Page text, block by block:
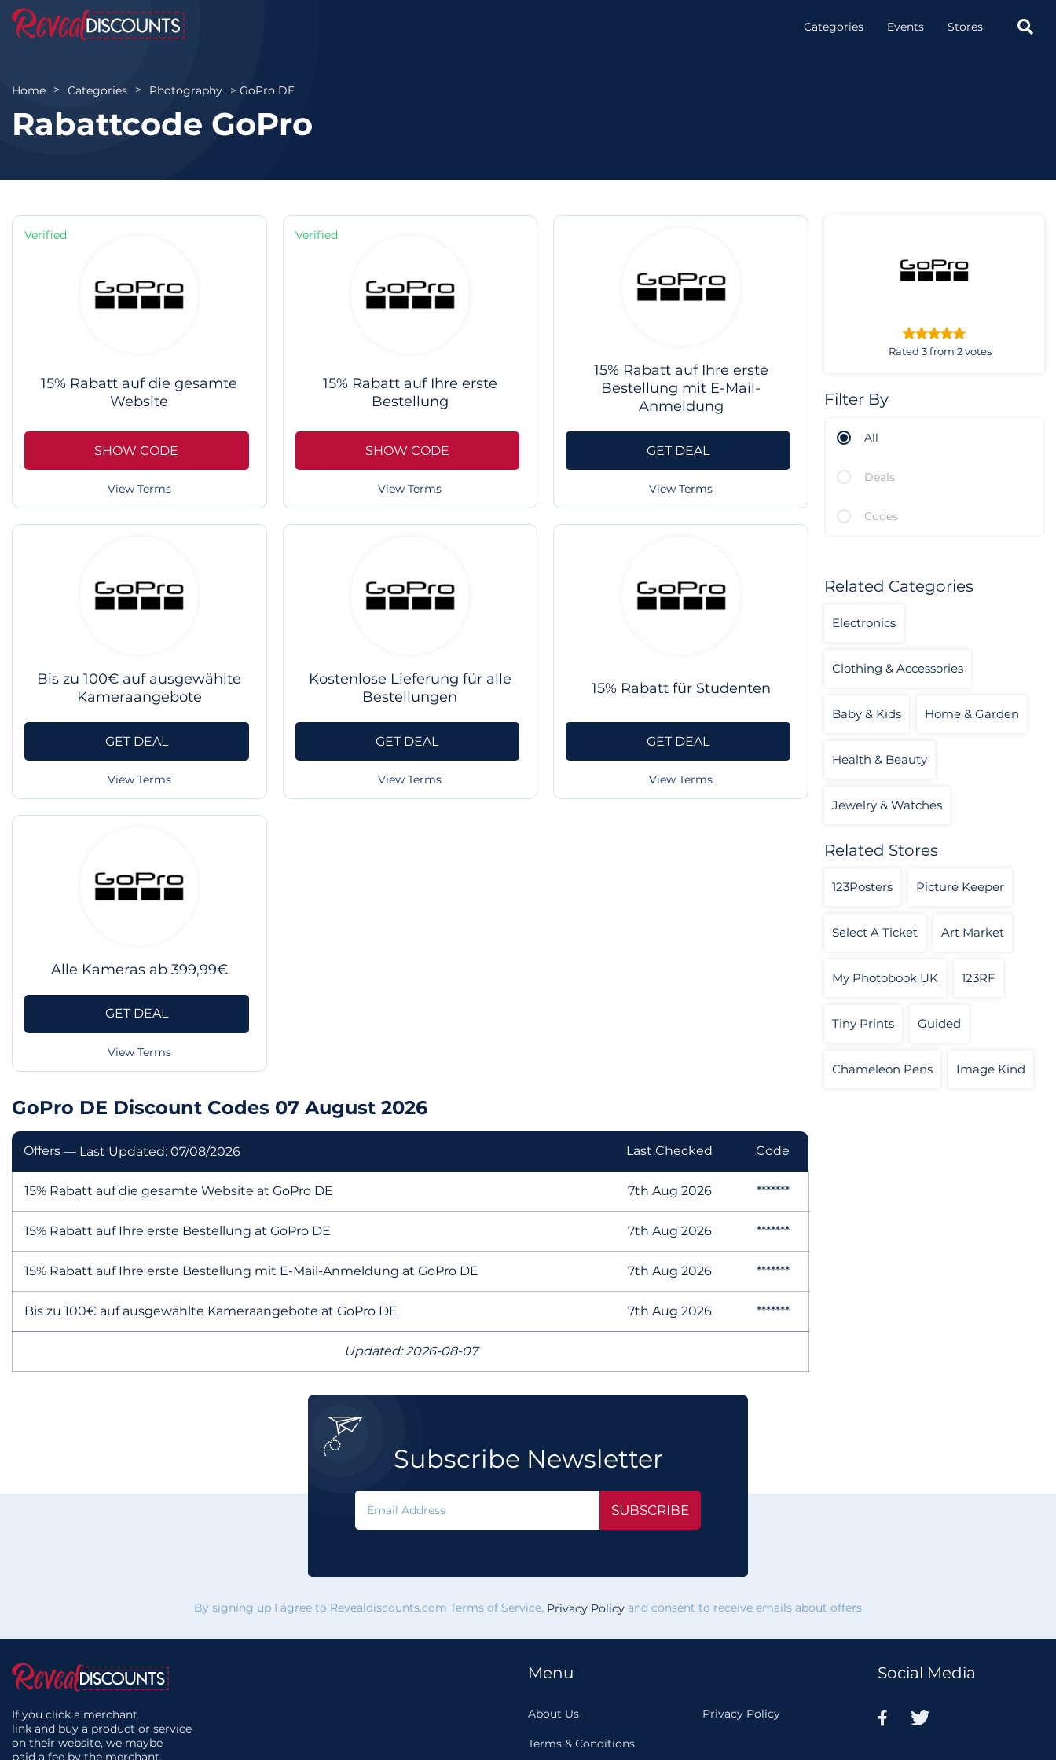
Categories Events Stores 
Home Categories Photography GoPro DE
Rabattcode GoPro
Verified
15% Rabatt auf die gesamte
Website
SHOW CODE
View Terms
Verified
15% Rabatt auf Ihre erste
Bestellung
SHOW CODE
View Terms
15% Rabatt auf Ihre erste
Bestellung mit E-Mail-
Anmeldung
GET DEAL
View Terms
Bis zu 100€ auf ausgewählte
Kameraangebote
GET DEAL
View Terms
Kostenlose Lieferung für alle
Bestellungen
GET DEAL
View Terms
15% Rabatt für Studenten
GET DEAL
View Terms
Alle Kameras ab 399,99€
GET DEAL
View Terms
GoPro DE Discount Codes 07 August 2026
Offers — Last Updated: 07/08/2026 Last Checked Code
15% Rabatt auf die gesamte Website at GoPro DE 7th Aug 2026 *******
15% Rabatt auf Ihre erste Bestellung at GoPro DE 7th Aug 2026 *******
15% Rabatt auf Ihre erste Bestellung mit E-Mail-Anmeldung at GoPro DE 7th Aug 2026 *******
Bis zu 100€ auf ausgewählte Kameraangebote at GoPro DE 7th Aug 2026 *******
Updated: 2026-08-07
Rated 3 from 2 votes
Filter By
All
Deals
Codes
Related Categories
Electronics
Clothing & Accessories
Baby & Kids Home & Garden
Health & Beauty
Jewelry & Watches
Related Stores
123Posters Picture Keeper
Select A Ticket Art Market
My Photobook UK 123RF
Tiny Prints Guided
Chameleon Pens Image Kind
Subscribe Newsletter

SUBSCRIBE
By signing up I agree to Revealdiscounts.com Terms of Service, Privacy Policy and consent to receive emails about offers
If you click a merchant
link and buy a product or service
on their website, we maybe
paid a fee by the merchant.
Menu
About Us Privacy Policy
Terms & Conditions
Social Media
 